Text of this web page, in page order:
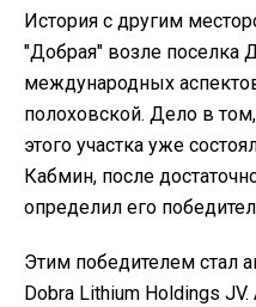
История с другим
"Добрая" возле поселка
международных
полоховской. Дело в
этого участка уже
Кабмин, после
определил его
Этим победителем стал
Dobra Lithium Holdings